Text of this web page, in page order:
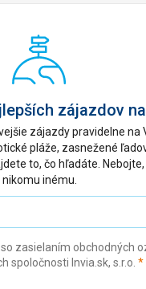
zájazdov
zájazdy pravidelne na
pláže, zasnežené
to, čo hľadáte. Nebojte,
inému.
zasielaním obchodných
spoločnosti Invia.sk, s.r.o. *